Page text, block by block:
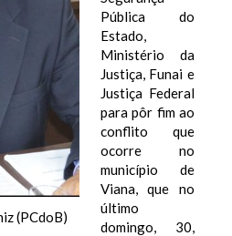
(PCdoB)
Pública do
Estado,
Ministério da
Justiça, Funai e
Justiça Federal
para pôr fim ao
conflito que
ocorre no
município de
Viana, que no
último
domingo, 30,